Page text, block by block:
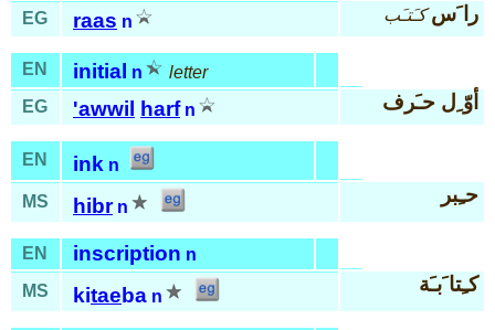
EG
raas n را َس كـَتـَب
EN initial n
letter
EG
'awwil harf n أوّ ِل حـَرف
EN ink n
MS
hibr n
حـِبر
EN inscription n
MS
kitaeba n
كـِتا َبـَة